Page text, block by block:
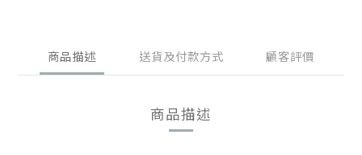
商品描述 送貨及付款方式 顧客評價
商品描述